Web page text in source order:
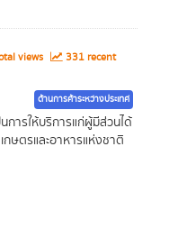
views
331 recent
ด้านการค้าระหว่างประเทศ
การให้บริการแก่ผู้มีส่วนได้
ษตรและอาหารแห่งชาติ